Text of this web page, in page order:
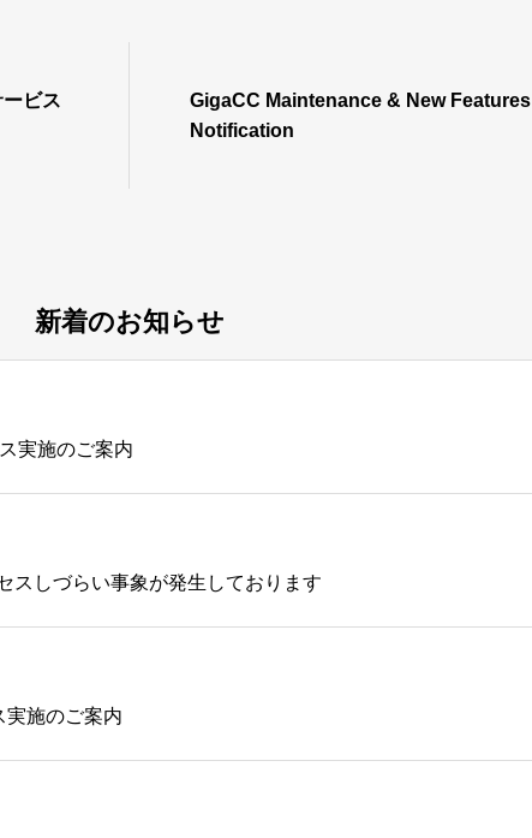
ビス
GigaCC Maintenance & New Features
Notification
新着のお知らせ
実施のご案内
スしづらい事象が発生しております
実施のご案内